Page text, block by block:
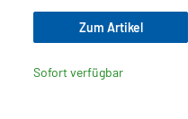
Zum Artikel
Sofort verfügbar